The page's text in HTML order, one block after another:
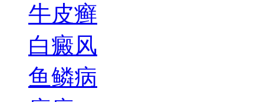
牛皮癣
白癜风
鱼鳞病